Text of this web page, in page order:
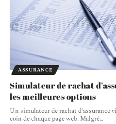
ASSURANCE
Simulateur de rachat
les meilleures options
Un simulateur de rachat d'assurance
coin de chaque page web. Malgré…